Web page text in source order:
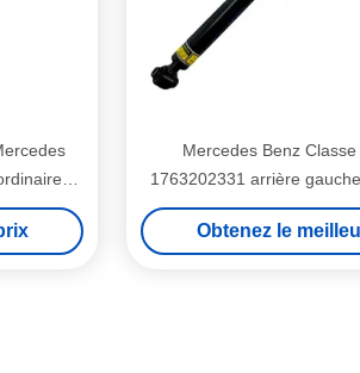
de
246
Mercedes Benz Classe
1763202331 arrière
pilier amortisseur
Obtenez le